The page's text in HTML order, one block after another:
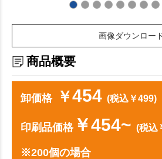
画像ダウンロー
商品概要
卸価格 ￥454 (税込￥499)
印刷品価格￥454~ (税込
※200個の場合